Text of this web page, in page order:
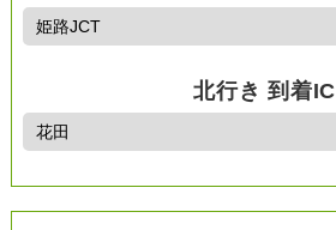
北行き 到着IC